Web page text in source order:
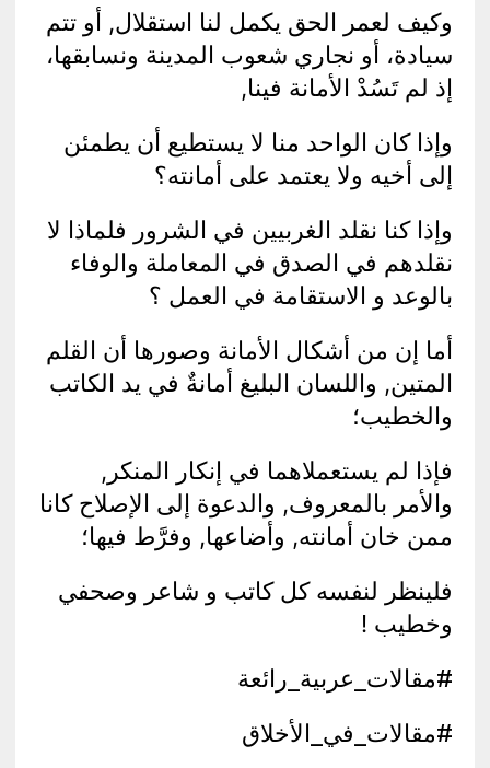
وكيف لعمر الحق يكمل لنا استقلال, أو تتم
سيادة، أو نجاري شعوب المدينة ونسابقها،
إذ لم تَسُدْ الأمانة فينا,
وإذا كان الواحد منا لا يستطيع أن يطمئن
إلى أخيه ولا يعتمد على أمانته؟
وإذا كنا نقلد الغربيين في الشرور فلماذا لا
نقلدهم في الصدق في المعاملة والوفاء
بالوعد و الاستقامة في العمل ؟
أما إن من أشكال الأمانة وصورها أن القلم
المتين, واللسان البليغ أمانةٌ في يد الكاتب
والخطيب؛
فإذا لم يستعملاهما في إنكار المنكر,
والأمر بالمعروف, والدعوة إلى الإصلاح كانا
ممن خان أمانته, وأضاعها, وفرَّط فيها؛
فلينظر لنفسه كل كاتب و شاعر وصحفي
وخطيب !
#مقالات_عربية_رائعة
#مقالات_في_الأخلاق